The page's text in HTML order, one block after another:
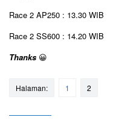
Race 2 AP250 : 13.30 WIB
Race 2 SS600 : 14.20 WIB
Thanks 😀
Halaman: 1 2